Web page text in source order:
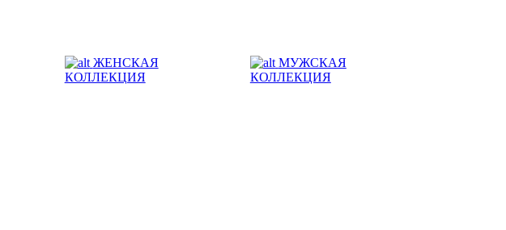
ЖЕНСКАЯ
КОЛЛЕКЦИЯ
МУЖСКАЯ
КОЛЛЕКЦИЯ